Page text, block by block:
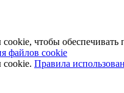
чтобы обеспечивать
файлов cookie
Правила